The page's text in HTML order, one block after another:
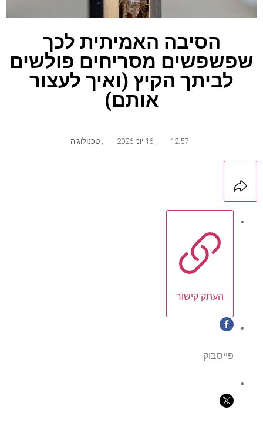
הסיבה האמיתית לכך
שפשפשים מסריחים פולשים
לביתך הקיץ (ואיך לעצור
אותם)
12:57 16 יוני 2026 טכנולוגיה
העתק קישור
פייסבוק